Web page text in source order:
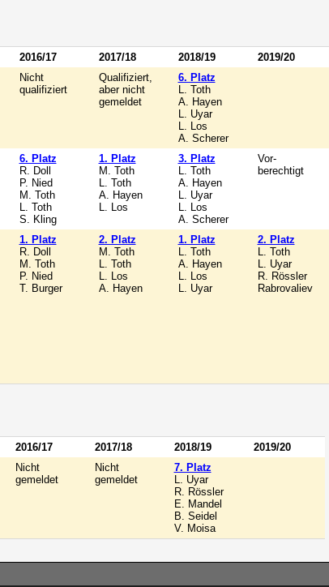
2016/17 2017/18 2018/19
2019/20
Nicht
qualifiziert
Qualifiziert,
aber nicht
gemeldet
6. Platz
L. Toth
A. Hayen
L. Uyar
L. Los
A. Scherer
6. Platz
R. Doll
P. Nied
M. Toth
L. Toth
S. Kling
1. Platz
M. Toth
L. Toth
A. Hayen
L. Los
3. Platz
L. Toth
A. Hayen
L. Uyar
L. Los
A. Scherer
Vor-
berechtigt
1. Platz
R. Doll
M. Toth
P. Nied
T. Burger
2. Platz
M. Toth
L. Toth
L. Los
A. Hayen
1. Platz
L. Toth
A. Hayen
L. Los
L. Uyar
2. Platz
L. Toth
L. Uyar
R. Rössler
Rabrovaliev
2016/17 2017/18 2018/19
2019/20
Nicht
gemeldet
Nicht
gemeldet
7. Platz
L. Uyar
R. Rössler
E. Mandel
B. Seidel
V. Moisa